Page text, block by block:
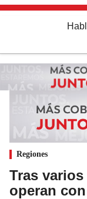
Regiones
Tras
operan